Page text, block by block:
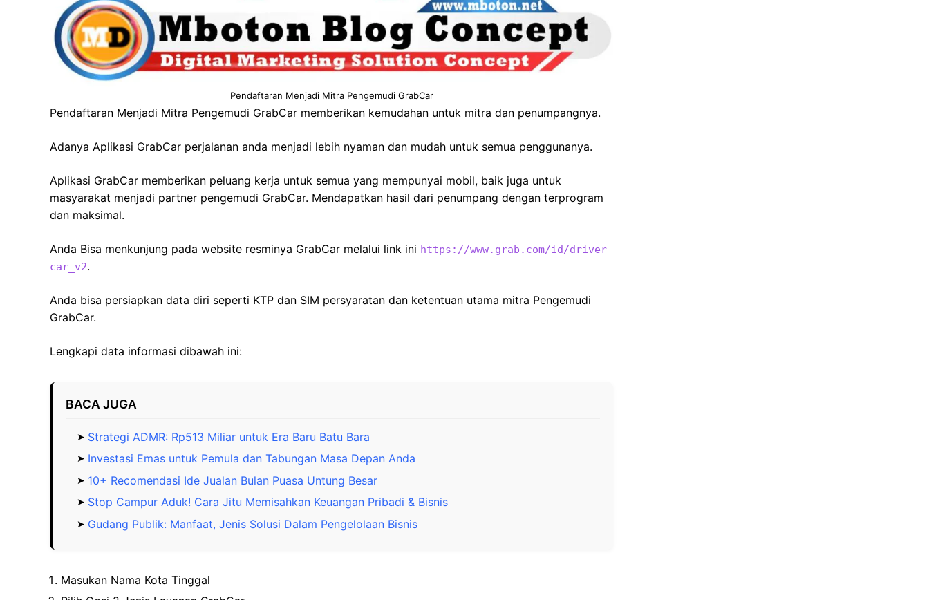
Pendaftaran Menjadi Mitra Pengemudi GrabCar
Pendaftaran Menjadi Mitra Pengemudi GrabCar memberikan kemudahan untuk mitra dan penumpangnya.
Adanya Aplikasi GrabCar perjalanan anda menjadi lebih nyaman dan mudah untuk semua penggunanya.
Aplikasi GrabCar memberikan peluang kerja untuk semua yang mempunyai mobil, baik juga untuk
masyarakat menjadi partner pengemudi GrabCar. Mendapatkan hasil dari penumpang dengan terprogram
dan maksimal.
Anda Bisa menkunjung pada website resminya GrabCar melalui link ini https://www.grab.com/id/driver-
car_v2.
Anda bisa persiapkan data diri seperti KTP dan SIM persyaratan dan ketentuan utama mitra Pengemudi
GrabCar.
Lengkapi data informasi dibawah ini:
BACA JUGA
Strategi ADMR: Rp513 Miliar untuk Era Baru Batu Bara
Investasi Emas untuk Pemula dan Tabungan Masa Depan Anda
10+ Recomendasi Ide Jualan Bulan Puasa Untung Besar
Stop Campur Aduk! Cara Jitu Memisahkan Keuangan Pribadi & Bisnis
Gudang Publik: Manfaat, Jenis Solusi Dalam Pengelolaan Bisnis
Masukan Nama Kota Tinggal